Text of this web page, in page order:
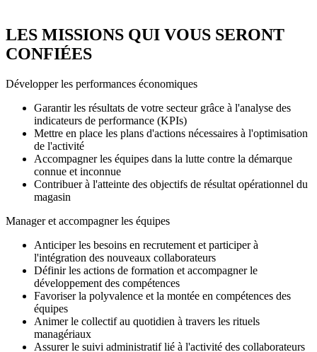
LES MISSIONS QUI VOUS SERONT
CONFIÉES
Développer les performances économiques
Garantir les résultats de votre secteur grâce à l'analyse des
indicateurs de performance (KPIs)
Mettre en place les plans d'actions nécessaires à l'optimisation
de l'activité
Accompagner les équipes dans la lutte contre la démarque
connue et inconnue
Contribuer à l'atteinte des objectifs de résultat opérationnel du
magasin
Manager et accompagner les équipes
Anticiper les besoins en recrutement et participer à
l'intégration des nouveaux collaborateurs
Définir les actions de formation et accompagner le
développement des compétences
Favoriser la polyvalence et la montée en compétences des
équipes
Animer le collectif au quotidien à travers les rituels
managériaux
Assurer le suivi administratif lié à l'activité des collaborateurs